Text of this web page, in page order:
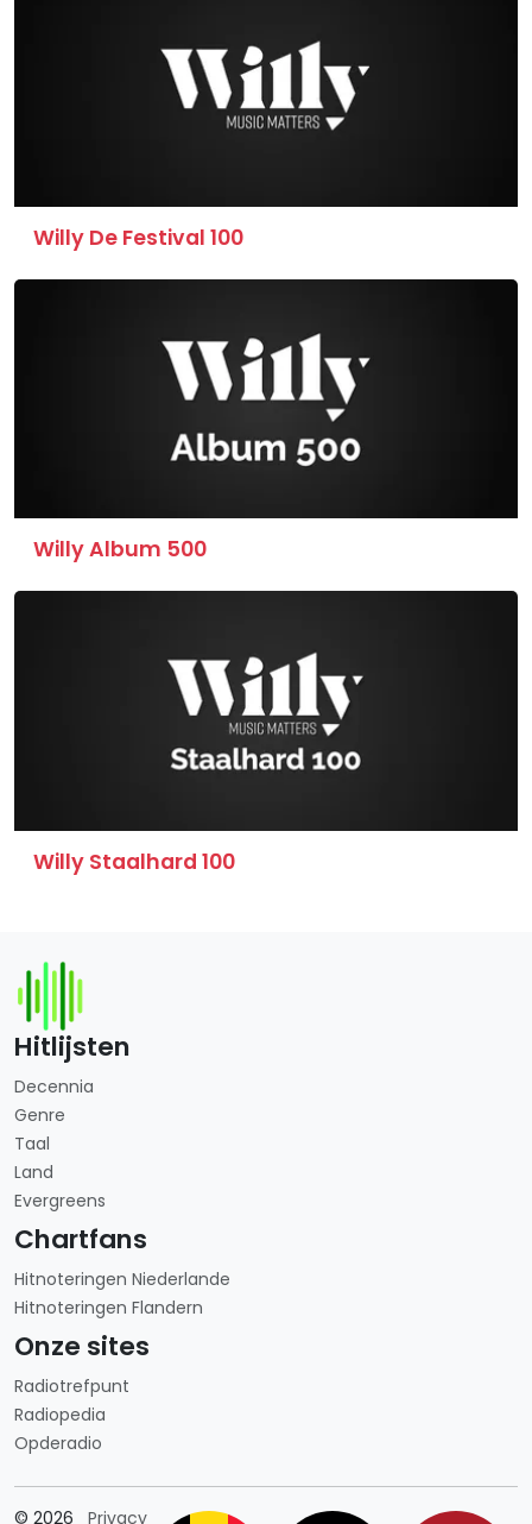
Willy De Festival 100
Willy Album 500
Willy Staalhard 100
Hitlijsten
Decennia
Genre
Taal
Land
Evergreens
Chartfans
Hitnoteringen Niederlande
Hitnoteringen Flandern
Onze sites
Radiotrefpunt
Radiopedia
Opderadio
© 2026 PrivacyLänderauswahl